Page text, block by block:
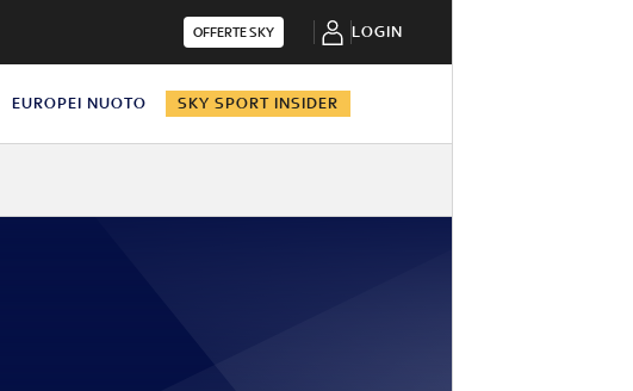
OFFERTE SKY LOGIN
EUROPEI NUOTO SKY SPORT INSIDER